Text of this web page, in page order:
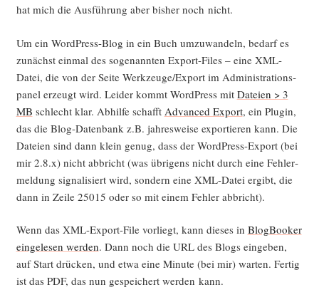
hat mich die Aus­füh­rung aber bis­her noch nicht.
Um ein Word­Press-Blog in ein Buch umzu­wan­deln, bedarf es
zunächst ein­mal des soge­nann­ten Export-Files – eine XML-
Datei, die von der Sei­te Werkzeuge/Export im Admi­nis­tra­ti­on­s­
pa­nel erzeugt wird. Lei­der kommt Word­Press mit Datei­en > 3
MB schlecht klar. Abhil­fe schafft Advan­ced Export, ein Plug­in,
das die Blog-Daten­bank z.B. jah­res­wei­se expor­tie­ren kann. Die
Datei­en sind dann klein genug, dass der Word­Press-Export (bei
mir 2.8.x) nicht abbricht (was übri­gens nicht durch eine Feh­ler­
mel­dung signa­li­siert wird, son­dern eine XML-Datei ergibt, die
dann in Zei­le 25015 oder so mit einem Feh­ler abbricht).
Wenn das XML-Export-File vor­liegt, kann die­ses in Blog­Boo­ker
ein­ge­le­sen wer­den. Dann noch die URL des Blogs ein­ge­ben,
auf Start drü­cken, und etwa eine Minu­te (bei mir) war­ten. Fer­tig
ist das PDF, das nun gespei­chert wer­den kann.